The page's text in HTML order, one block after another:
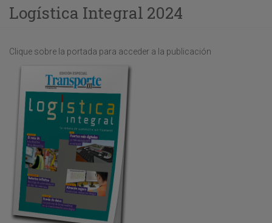
Logística Integral 2024
Clique sobre la portada para acceder a la publicación